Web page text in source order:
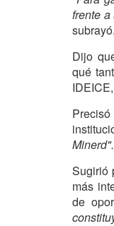
frente
subrayó.
Dijo
qué
IDEICE,
Minerd".
Sugirió
más
de